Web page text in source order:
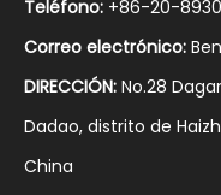
Teléfono: +86-20-
Correo electrónico:
DIRECCIÓN: No.28
Dadao, distrito de
China